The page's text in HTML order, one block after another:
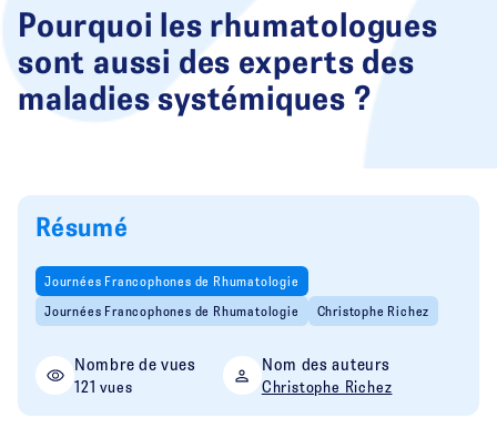
Pourquoi les rhumatologues
sont aussi des experts des
maladies systémiques ?
Résumé
Journées Francophones de Rhumatologie
Journées Francophones de Rhumatologie
Christophe Richez
Nombre de vues
121 vues
Nom des auteurs
Christophe Richez